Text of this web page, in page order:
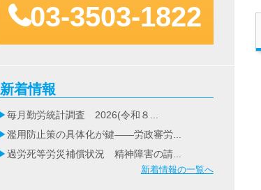
03-3503-1822
新着情報
毎月勤労統計調査 2026(令和８...
濫用防止策の具体化が鍵――労政審労...
過労死等労災補償状況 精神障害の請...
新着情報の一覧へ